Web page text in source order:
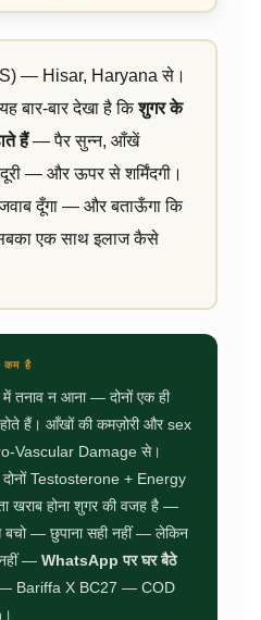
— Hisar, Haryana से।
बार-बार देखा है किशुगर के
हैं— पैर सुन्न, आँखें
— और ऊपर से शर्मिंदगी।
दूँगा — और बताऊँगा कि
एक साथ इलाज कैसे
कम है
तनाव न आना — दोनों एक ही
हैं। आँखों की कमज़ोरी और sex
Vascular Damage से।
दोनों Testosterone + Energy
खराब होना शुगर की वजह है —
बचो — छुपाना सही नहीं — लेकिन
— WhatsApp पर घर बैठे
Bariffa X BC27 — COD